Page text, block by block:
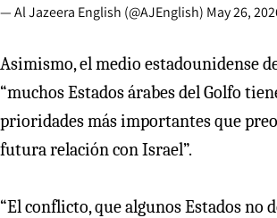
— Al Jazeera English (@AJEnglish) May 26,
Asimismo, el medio estadounidense
“muchos Estados árabes del Golfo
prioridades más importantes que
futura relación con Israel”.
“El conflicto, que algunos Estados no